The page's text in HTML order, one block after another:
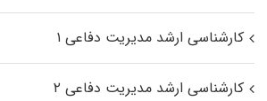
کارشناسی ارشد مدیریت دفاعی ۱
کارشناسی ارشد مدیریت دفاعی ۲